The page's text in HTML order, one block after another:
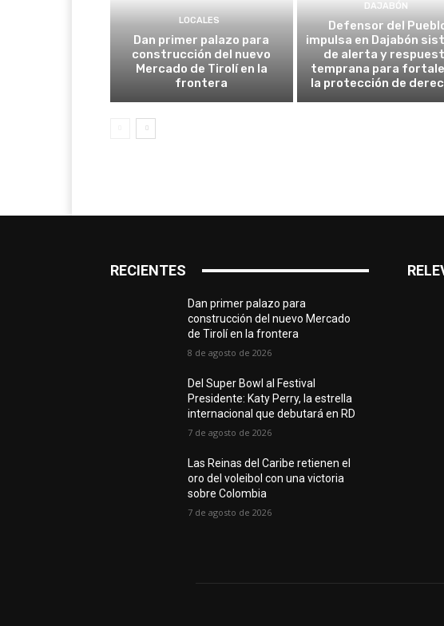
LOCALES
Dan primer palazo para
construcción del nuevo
Mercado de Tirolí en la
frontera
DAJABÓN
Defensor del
impulsa en Dajabón
de alerta y
temprana para
la protección de
RECIENTES
Dan primer palazo para
construcción del nuevo Mercado
de Tirolí en la frontera
8 de agosto de 2026
Del Super Bowl al Festival
Presidente: Katy Perry, la estrella
internacional que debutará en RD
7 de agosto de 2026
Las Reinas del Caribe retienen el
oro del voleibol con una victoria
sobre Colombia
7 de agosto de 2026